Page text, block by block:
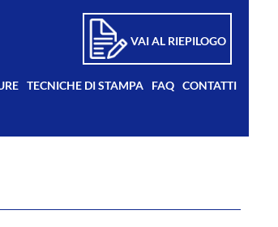
VAI AL RIEPILOGO
TECNICHE DI STAMPA FAQ CONTATTI